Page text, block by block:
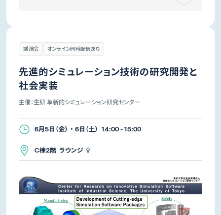
講演会 オンライン同時配信あり
先進的シミュレーション技術の研究開発と
社会実装
主催：生研 革新的シミュレーション研究センター
6月5日（金） ・ 6日（土） 14:00 - 15:00
C棟2階 ラウンジ